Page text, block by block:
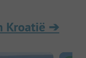
Kroatië ➔